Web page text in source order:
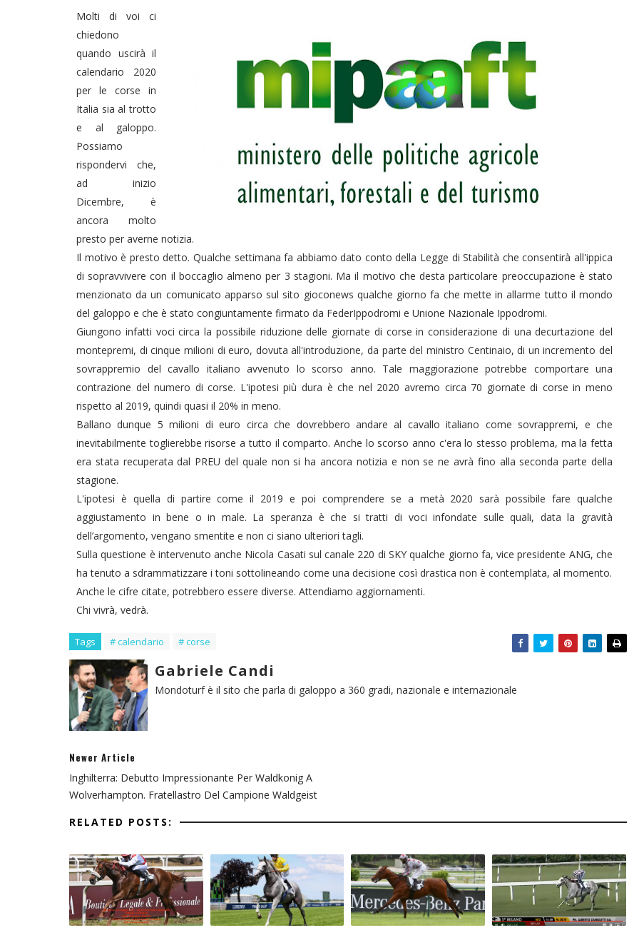
Molti di voi ci
chiedono
quando uscirà il
calendario 2020
per le corse in
Italia sia al trotto
e al galoppo.
Possiamo
rispondervi che,
ad inizio
Dicembre, è
ancora molto
presto per averne notizia.
Il motivo è presto detto. Qualche settimana fa abbiamo dato conto della Legge di Stabilità che consentirà all'ippica
di sopravvivere con il boccaglio almeno per 3 stagioni. Ma il motivo che desta particolare preoccupazione è stato
menzionato da un comunicato apparso sul sito gioconews qualche giorno fa che mette in allarme tutto il mondo
del galoppo e che è stato congiuntamente firmato da FederIppodromi e Unione Nazionale Ippodromi.
Giungono infatti voci circa la possibile riduzione delle giornate di corse in considerazione di una decurtazione del
montepremi, di cinque milioni di euro, dovuta all'introduzione, da parte del ministro Centinaio, di un incremento del
sovrappremio del cavallo italiano avvenuto lo scorso anno. Tale maggiorazione potrebbe comportare una
contrazione del numero di corse. L'ipotesi più dura è che nel 2020 avremo circa 70 giornate di corse in meno
rispetto al 2019, quindi quasi il 20% in meno.
Ballano dunque 5 milioni di euro circa che dovrebbero andare al cavallo italiano come sovrappremi, e che
inevitabilmente toglierebbe risorse a tutto il comparto. Anche lo scorso anno c'era lo stesso problema, ma la fetta
era stata recuperata dal PREU del quale non si ha ancora notizia e non se ne avrà fino alla seconda parte della
stagione.
L'ipotesi è quella di partire come il 2019 e poi comprendere se a metà 2020 sarà possibile fare qualche
aggiustamento in bene o in male. La speranza è che si tratti di voci infondate sulle quali, data la gravità
dell’argomento, vengano smentite e non ci siano ulteriori tagli.
Sulla questione è intervenuto anche Nicola Casati sul canale 220 di SKY qualche giorno fa, vice presidente ANG, che
ha tenuto a sdrammatizzare i toni sottolineando come una decisione così drastica non è contemplata, al momento.
Anche le cifre citate, potrebbero essere diverse. Attendiamo aggiornamenti.
Chi vivrà, vedrà.
Tags # calendario # corse
Gabriele Candi
Mondoturf è il sito che parla di galoppo a 360 gradi, nazionale e internazionale
Newer Article
Inghilterra: Debutto Impressionante Per Waldkonig A
Wolverhampton. Fratellastro Del Campione Waldgeist
RELATED POSTS: